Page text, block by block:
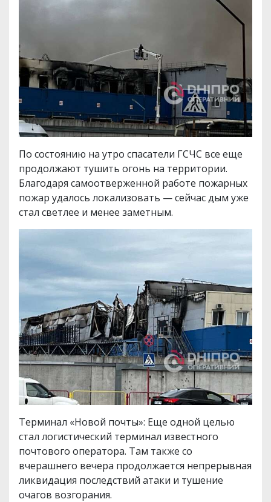
По состоянию на утро спасатели ГСЧС все еще
продолжают тушить огонь на территории.
Благодаря самоотверженной работе пожарных
пожар удалось локализовать — сейчас дым уже
стал светлее и менее заметным.
Терминал «Новой почты»: Еще одной целью
стал логистический терминал известного
почтового оператора. Там также со
вчерашнего вечера продолжается непрерывная
ликвидация последствий атаки и тушение
очагов возгорания.